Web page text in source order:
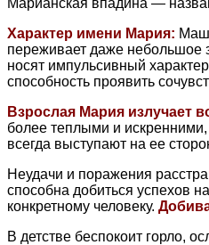
Характер имени Мария:
переживает даже небольшое
носят импульсивный
способность проявить
Взрослая Мария излучает
более теплыми и
всегда выступают на ее
Неудачи и поражения
способна добиться успехов
конкретному человеку.
В детстве беспокоит горло,